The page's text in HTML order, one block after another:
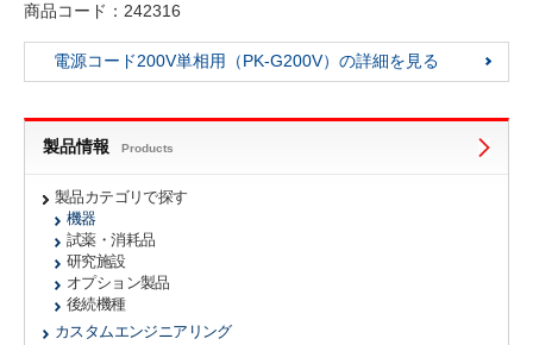
商品コード：242316
電源コード200V単相用（PK-G200V）の詳細を見る
製品情報 Products
製品カテゴリで探す
機器
試薬・消耗品
研究施設
オプション製品
後続機種
カスタムエンジニアリング